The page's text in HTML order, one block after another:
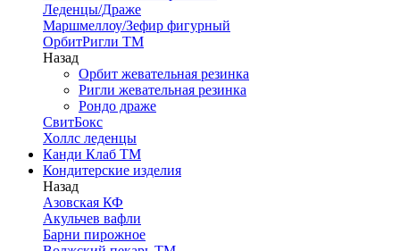
Леденцы/Драже
Маршмеллоу/Зефир фигурный
ОрбитРигли ТМ
Назад
Орбит жевательная резинка
Ригли жевательная резинка
Рондо драже
СвитБокс
Холлс леденцы
Канди Клаб ТМ
Кондитерские изделия
Назад
Азовская КФ
Акульчев вафли
Барни пирожное